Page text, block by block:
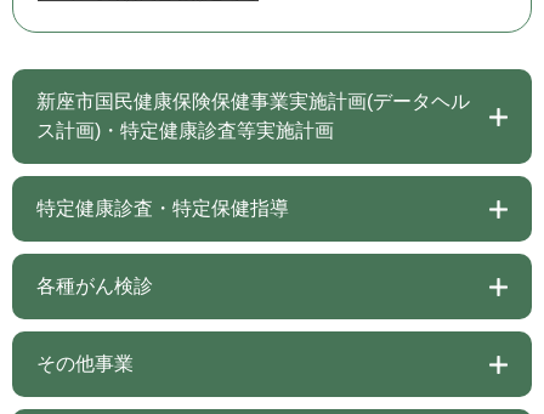
新座市国民健康保険保健事業実施計画(データヘル
ス計画)・特定健康診査等実施計画
特定健康診査・特定保健指導
各種がん検診
その他事業